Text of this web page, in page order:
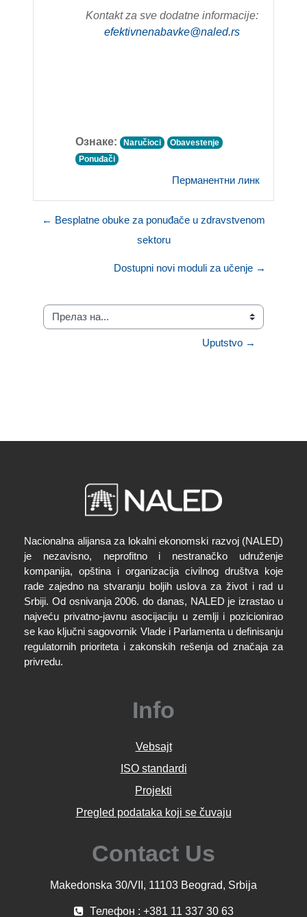
Kontakt za sve dodatne informacije:
efektivnenabavke@naled.rs
Ознаке: Naručioci
Obavestenje
Ponuđači
Перманентни линк
← Besplatne obuke za ponuđače u zdravstvenom
sektoru
Dostupni novi moduli za učenje →
Прелаз на...
Uputstvo →
Nacionalna alijansa za lokalni ekonomski razvoj (NALED)
je nezavisno, neprofitno i nestranačko udruženje
kompanija, opština i organizacija civilnog društva koje
rade zajedno na stvaranju boljih uslova za život i rad u
Srbiji. Od osnivanja 2006. do danas, NALED je izrastao u
najveću privatno-javnu asocijaciju u zemlji i pozicionirao
se kao ključni sagovornik Vlade i Parlamenta u definisanju
regulatornih prioriteta i zakonskih rešenja od značaja za
privredu.
Info
Vebsajt
ISO standardi
Projekti
Pregled podataka koji se čuvaju
Contact Us
Makedonska 30/VII, 11103 Beograd, Srbija
Телефон : +381 11 337 30 63